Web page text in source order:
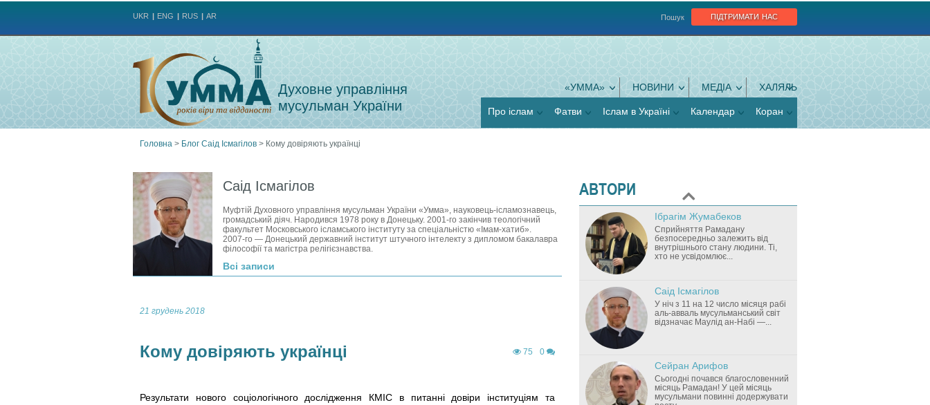
підтримати нас
Пошук
UKR ENG RUS AR
Духовне управління
мусульман України
«УММА» НОВИНИ МЕДІА ХАЛЯЛЬ
Про іслам Фатви Іслам в Україні Календар Коран
є
тут
Головна > Блог Саід Ісмагілов > Кому довіряють українці
Саід Ісмагілов
Муфтій Духовного управління мусульман України «Умма», науковець-ісламознавець,
громадський діяч. Народився 1978 року в Донецьку. 2001‑го закінчив теологічний
факультет Московського ісламського інституту за спеціальністю «Імам-хатиб».
2007‑го — Донецький державний інститут штучного інтелекту з дипломом бакалавра
філософії та магістра релігієзнавства.
Всі записи
21 грудень 2018
75 0
Кому довіряють українці
Результати нового соціологічного дослідження КМІС в питанні довіри інституціям та
АВТОРИ
Ібрагім Жумабеков
Cприйняття Рамадану
безпосередньо залежить від
внутрішнього стану людини. Ті,
хто не усвідомлює...
Саід Ісмагілов
У ніч з 11 на 12 число місяця рабі
аль-авваль мусульманський світ
відзначає Маулід ан-Набі —...
Сейран Арифов
Сьогодні почався благословенний
місяць Рамадан! У цей місяць
мусульмани повинні додержувати